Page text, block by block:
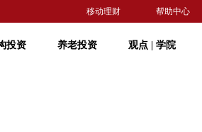
移动理财 帮助中心
投资 养老投资 观点 学院